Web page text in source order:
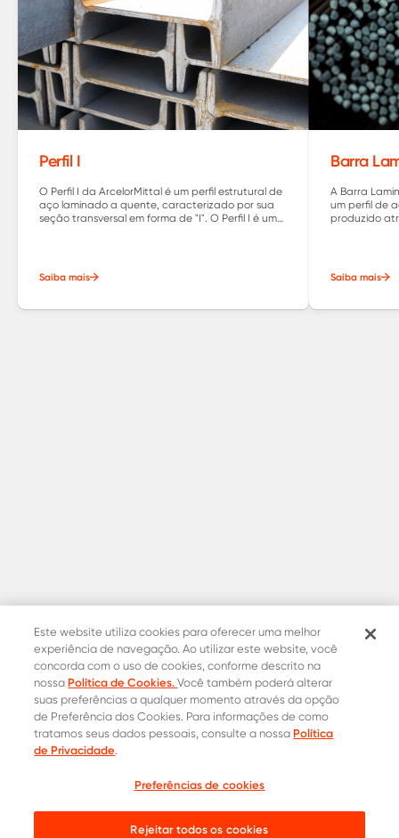
Perfil I
O Perfil I da ArcelorMittal é um perfil estrutural de
aço laminado a quente, caracterizado por sua
seção transversal em forma de "I". O Perfil I é um
estrutural e versatilidade.
Saiba mais
Barra
A Barra
um perfil de
produzido
Saiba mais
Contatos Oficiais
Onde comprar
Este website utiliza cookies para oferecer uma melhor
experiência de navegação. Ao utilizar este website, você
concorda com o uso de cookies, conforme descrito na
nossa Política de Cookies.Você também poderá alterar
suas preferências a qualquer momento através da opção
de Preferência dos Cookies. Para informações de como
tratamos seus dados pessoais, consulte a nossa Política
de Privacidade.
Preferências de cookies
Rejeitar todos os cookies